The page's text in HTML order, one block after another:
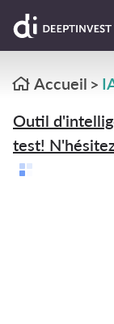
Accueil >
Outil
test!